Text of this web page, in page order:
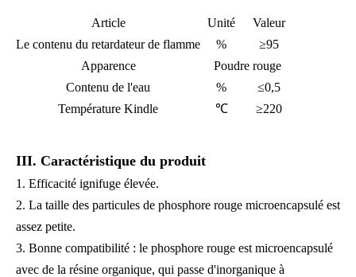
Article Unité
Valeur
Le contenu du retardateur de flamme
%
≥95
Apparence
Poudre rouge
Contenu de l'eau
%
≤0,5
Température Kindle
℃ ≥220
III. Caractéristique du produit
1. Efficacité ignifuge élevée.
2. La taille des particules de phosphore rouge microencapsulé est
assez petite.
3. Bonne compatibilité : le phosphore rouge est microencapsulé
avec de la résine organique, qui passe d'inorganique à